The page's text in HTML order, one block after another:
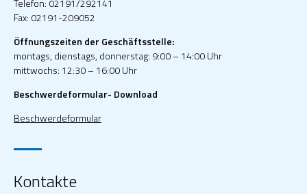
Telefon: 02191/292141
Fax: 02191-209052
Öffnungszeiten der Geschäftsstelle:
montags, dienstags, donnerstag: 9:00 – 14:00 Uhr
mittwochs: 12:30 – 16:00 Uhr
Beschwerdeformular- Download
Beschwerdeformular
Kontakte